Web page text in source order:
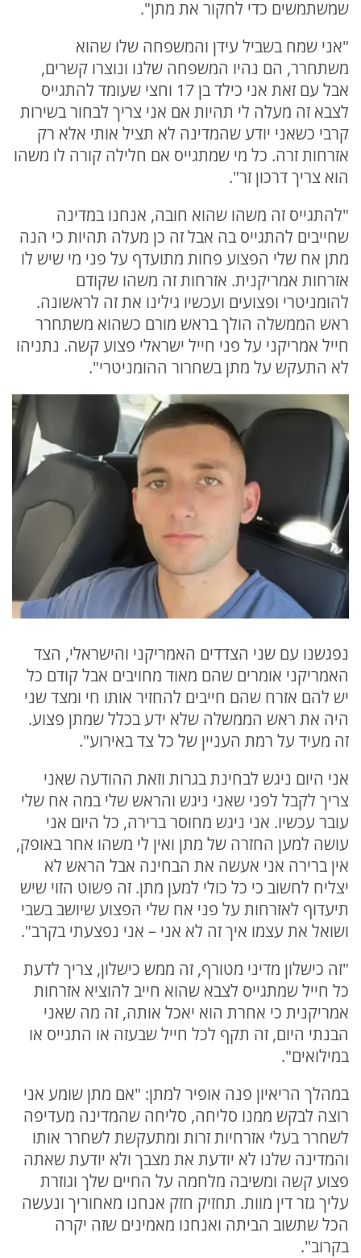
שמשתמשים כדי לחקור את מתן".
"אני שמח בשביל עידן והמשפחה שלו שהוא
משתחרר, הם נהיו המשפחה שלנו ונוצרו קשרים,
אבל עם זאת אני כילד בן 17 וחצי שעומד להתגייס
לצבא זה מעלה לי תהיות אם אני צריך לבחור בשירות
קרבי כשאני יודע שהמדינה לא תציל אותי אלא רק
אזרחות זרה. כל מי שמתגייס אם חלילה קורה לו משהו
הוא צריך דרכון זר".
"להתגייס זה משהו שהוא חובה, אנחנו במדינה
שחייבים להתגייס בה אבל זה כן מעלה תהיות כי הנה
מתן אח שלי הפצוע פחות מתועדף על פני מי שיש לו
אזרחות אמריקנית. אזרחות זה משהו שקודם
להומניטרי ופצועים ועכשיו גילינו את זה לראשונה.
ראש הממשלה הולך בראש מורם כשהוא משתחרר
חייל אמריקני על פני חייל ישראלי פצוע קשה. נתניהו
לא התעקש על מתן בשחרור ההומניטרי".
נפגשנו עם שני הצדדים האמריקני והישראלי, הצד
האמריקני אומרים שהם מאוד מחויבים אבל קודם כל
יש להם אזרח שהם חייבים להחזיר אותו חי ומצד שני
היה את ראש הממשלה שלא ידע בכלל שמתן פצוע.
זה מעיד על רמת העניין של כל צד באירוע".
אני היום ניגש לבחינת בגרות וזאת ההודעה שאני
צריך לקבל לפני שאני ניגש והראש שלי במה אח שלי
עובר עכשיו. אני ניגש מחוסר ברירה, כל היום אני
עושה למען החזרה של מתן ואין לי משהו אחר באופק,
אין ברירה אני אעשה את הבחינה אבל הראש לא
יצליח לחשוב כי כל כולי למען מתן. זה פשוט הזוי שיש
תיעדוף לאזרחות על פני אח שלי הפצוע שיושב בשבי
ושואל את עצמו איך זה לא אני – אני נפצעתי בקרב".
"זה כישלון מדיני מטורף, זה ממש כישלון, צריך לדעת
כל חייל שמתגייס לצבא שהוא חייב להוציא אזרחות
אמריקנית כי אחרת הוא יאכל אותה, זה מה שאני
הבנתי היום, זה תקף לכל חייל שבעזה או התגייס או
במילואים".
במהלך הריאיון פנה אופיר למתן: "אם מתן שומע אני
רוצה לבקש ממנו סליחה, סליחה שהמדינה מעדיפה
לשחרר בעלי אזרחיות זרות ומתעקשת לשחרר אותו
והמדינה שלנו לא יודעת את מצבך ולא יודעת שאתה
פצוע קשה ומשיבה מלחמה על החיים שלך וגוזרת
עליך גזר דין מוות. תחזיק חזק אנחנו מאחוריך ונעשה
הכל שתשוב הביתה ואנחנו מאמינים שזה יקרה
בקרוב".